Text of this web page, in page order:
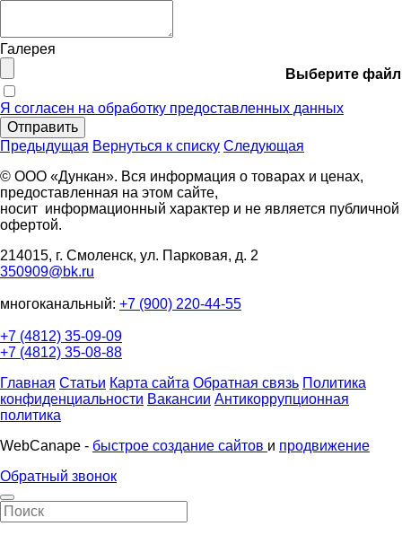
Галерея
Выберите файл
Я согласен на обработку предоставленных данных
Отправить
Предыдущая Вернуться к списку Следующая
© ООО «Дункан». Вся информация о товарах и ценах,
предоставленная на этом сайте,
носит информационный характер и не является публичной
офертой.
214015, г. Смоленск, ул. Парковая, д. 2
350909@bk.ru
многоканальный: +7 (900) 220-44-55
+7 (4812) 35-09-09
+7 (4812) 35-08-88
Главная Статьи Карта сайта Обратная связь Политика
конфиденциальности Вакансии Антикоррупционная
политика
WebCanape - быстрое создание сайтов и продвижение
Обратный звонок